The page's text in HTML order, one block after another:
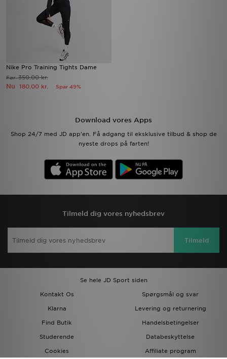
Nike Pro Training Tights Dame
Før350.00 kr.
Nu 180.00 kr. Spar 49%
Download vores Apps
Shop 24/7 med JD app'en. Få adgang til eksklusive tilbud & shop de
nyeste drops på farten!
Tilmeld dig vores nyhedsbrev
Tilmeld
Se hele JD Sport siden
Kontakt Os
Spørgsmål og svar
Klarna
Levering og returnering
Find Butik
Handelsbetingelser
Studerende
Databeskyttelse
Cookies
Affiliate program